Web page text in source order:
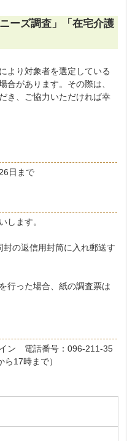
ーズ調査」「在宅介護
より対象者を選定している
合があります。その際は、
き、ご協力いただければ幸
日まで
します。
の返信用封筒に入れ郵送す
行った場合、紙の調査票は
ン 電話番号：096-211-35
17時まで）